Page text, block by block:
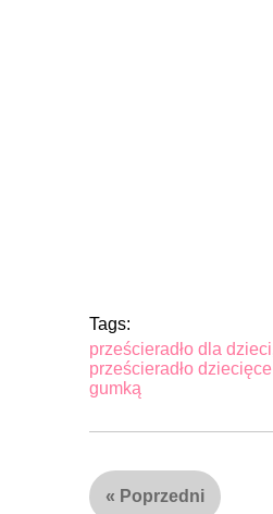
Tags:
prześcieradło dla dzieci
prześcieradło
gumką
« Poprzedni